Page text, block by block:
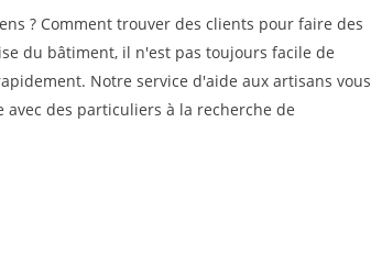
? Comment trouver des clients pour faire des
du bâtiment, il n'est pas toujours facile de
Notre service d'aide aux artisans vous
des particuliers à la recherche de